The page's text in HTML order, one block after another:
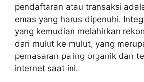
pendaftaran atau transaksi
emas yang harus dipenuhi.
yang kemudian melahirkan
dari mulut ke mulut, yang
pemasaran paling organik dan
internet saat ini.